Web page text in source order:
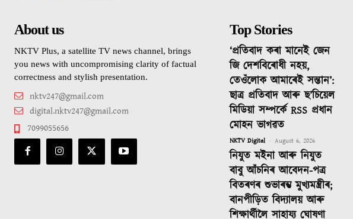
About us
NKTV Plus, a satellite TV news channel, brings
you news with uncompromising clarity of factual
correctness and stylish presentation.
nktv247@gmail.com
digital.nktv247@gmail.com
7099055656
Top Stories
‘প্ৰতিবাদ কৰা মানেই জেন
জি দেশবিৰোধী নহয়,
তেওঁলোক আমাৰেই সন্তান’:
ছাত্ৰ প্ৰতিবাদ আৰু ছ’চিয়েল
মিডিয়া সম্পৰ্কে RSS প্ৰধান
মোহন ভাগৱত
NKTV Digital - August 6, 2026
নিযুত মইনা আৰু নিযুত
বাবু আঁচনিৰ আবেদন-পত্ৰ
বিতৰণৰ শুভাৰম্ভ মুখ্যমন্ত্ৰীৰ;
বানপীড়িত বিদ্যালয় আৰু
শিক্ষাৰ্থীলৈ সাহায্য ঘোষণা